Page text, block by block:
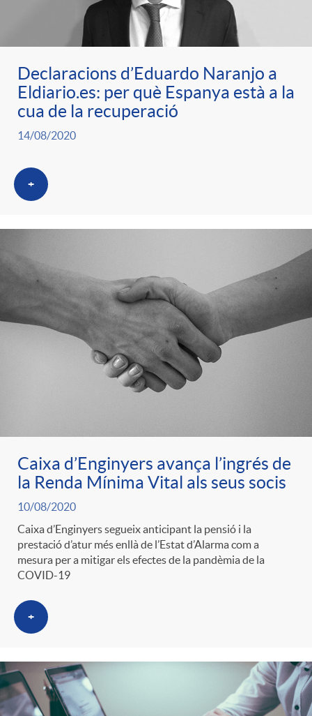
r
a
S
a
l
a
d
r
e
n
s
a
p
e
c
t
e
r
i
e
s
e
n
d
A
n
a
F
i
l
r
c
a
d
o
r
d
c
o
n
t
i
n
g
Declaracions d’Eduardo Naranjo a
Eldiario.es: per què Espanya està a la
cua de la recuperació
14/08/2020
+
Caixa d’Enginyers avança l’ingrés de
la Renda Mínima Vital als seus socis
10/08/2020
Caixa d’Enginyers segueix anticipant la pensió i la
prestació d’atur més enllà de l’Estat d’Alarma com a
mesura per a mitigar els efectes de la pandèmia de la
COVID-19
+